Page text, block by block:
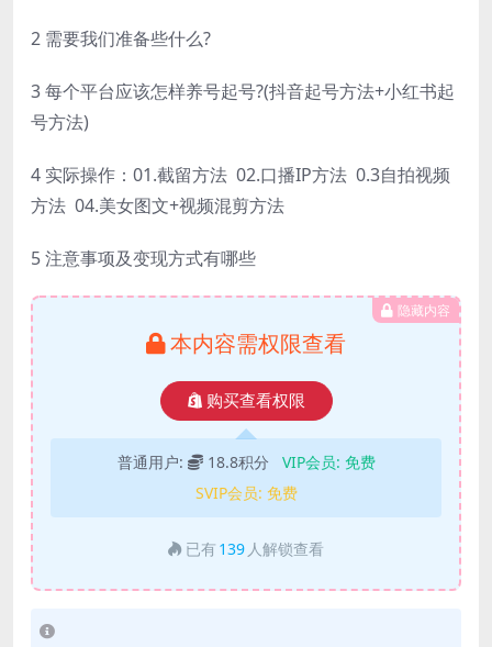
2 需要我们准备些什么?
3 每个平台应该怎样养号起号?(抖音起号方法+小红书起
号方法)
4 实际操作：01.截留方法 02.口播IP方法 0.3自拍视频
方法 04.美女图文+视频混剪方法
5 注意事项及变现方式有哪些
隐藏内容
本内容需权限查看
购买查看权限
普通用户: 18.8积分 VIP会员: 免费
SVIP会员: 免费
已有 139 人解锁查看